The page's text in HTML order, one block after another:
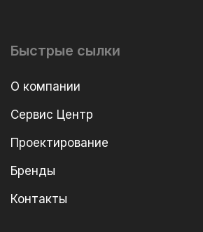
Быстрые сылки
О компании
Сервис Центр
Проектирование
Бренды
Контакты